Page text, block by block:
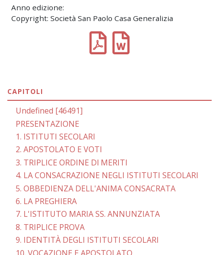
Anno edizione:
Copyright: Società San Paolo Casa Generalizia
CAPITOLI
Undefined [46491]
PRESENTAZIONE
1. ISTITUTI SECOLARI
2. APOSTOLATO E VOTI
3. TRIPLICE ORDINE Dl MERITI
4. LA CONSACRAZIONE NEGLI ISTITUTI SECOLARI
5. OBBEDIENZA DELL'ANIMA CONSACRATA
6. LA PREGHIERA
7. L'ISTITUTO MARIA SS. ANNUNZIATA
8. TRIPLICE PROVA
9. IDENTITÀ DEGLI ISTITUTI SECOLARI
10. VOCAZIONE E APOSTOLATO